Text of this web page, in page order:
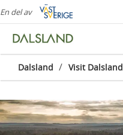
En del av
Dalsland / Visit Dalsland